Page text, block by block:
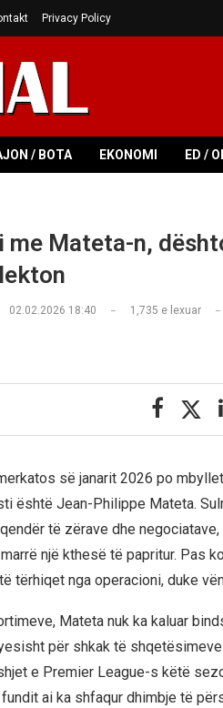
Privacy Policy
/ BOTA EKONOMI ED /
me Mateta-n,
02.02.2026 18:40 1,735 e lexuar
së janarit 2026 po
është Jean-Philippe Mateta.
të zërave dhe
një kthesë të papritur. Pas
tërhiqet nga operacioni, duke
Mateta nuk ka kaluar
për shkak të
e Premier League-s këtë
ai ka shfaqur dhimbje të